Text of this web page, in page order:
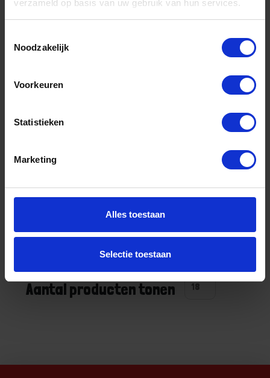
verzameld op basis van uw gebruik van hun services.
Noodzakelijk
Voorkeuren
Statistieken
Marketing
Alles toestaan
Selectie toestaan
Artikelnummer merk: 0160.296.1010
€ 10,72 incl. BTW
Bestel nu!
Aantal producten tonen